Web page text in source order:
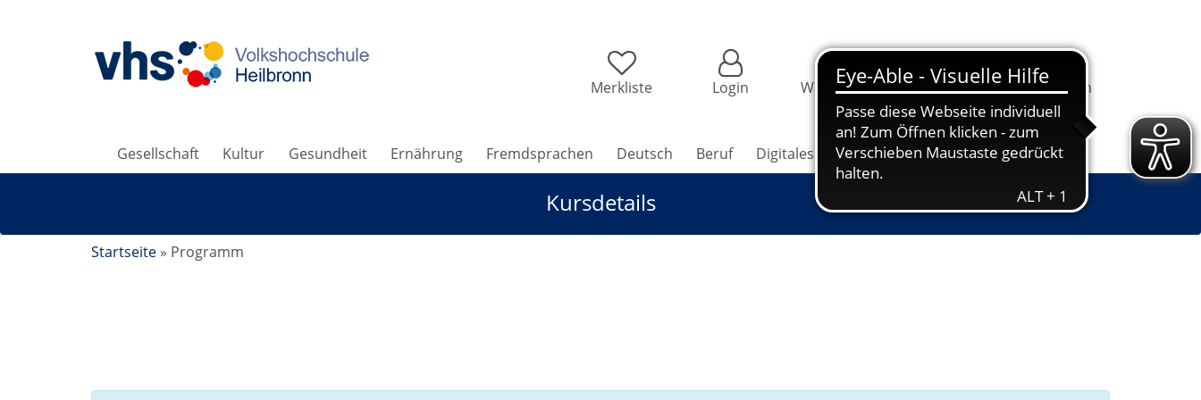
Merkliste Login Warenkorb Information Programm
Gesellschaft Kultur Gesundheit Ernährung Fremdsprachen Deutsch Beruf Digitales Grundbildung Jugendkunstschule
Kursdetails
Startseite » Programm